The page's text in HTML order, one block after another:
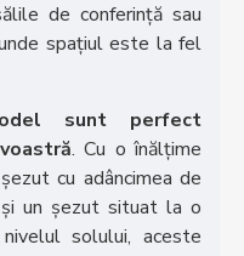
de conferință sau
spațiul este la fel
sunt perfect
. Cu o înălțime
cu adâncimea de
un șezut situat la o
solului, aceste